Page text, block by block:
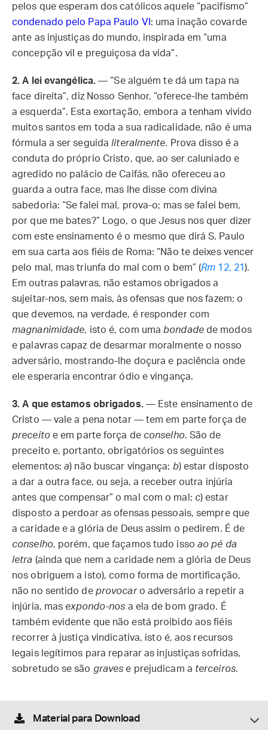
pelos que esperam dos católicos aquele “pacifismo”
condenado pelo Papa Paulo VI : uma inação covarde
ante as injustiças do mundo, inspirada em “uma
concepção vil e preguiçosa da vida”.
2. A lei evangélica.— “Se alguém te dá um tapa na
face direita”, diz Nosso Senhor, “oferece-lhe também
a esquerda”. Esta exortação, embora a tenham vivido
muitos santos em toda a sua radicalidade, não é uma
fórmula a ser seguidaliteralmente. Prova disso é a
conduta do próprio Cristo, que, ao ser caluniado e
agredido no palácio de Caifás, não ofereceu ao
guarda a outra face, mas lhe disse com divina
sabedoria: “Se falei mal, prova-o; mas se falei bem,
por que me bates?” Logo, o que Jesus nos quer dizer
com este ensinamento é o mesmo que dirá S. Paulo
em sua carta aos fiéis de Roma: “Não te deixes vencer
pelo mal, mas triunfa do mal com o bem” (Rm 12, 21).
Em outras palavras, não estamos obrigados a
sujeitar-nos, sem mais, às ofensas que nos fazem; o
que devemos, na verdade, é responder com
magnanimidade, isto é, com umabondadede modos
e palavras capaz de desarmar moralmente o nosso
adversário, mostrando-lhe doçura e paciência onde
ele esperaria encontrar ódio e vingança.
3. A que estamos obrigados. — Este ensinamento de
Cristo — vale a pena notar — tem em parte força de
preceitoe em parte força de conselho. São de
preceito e, portanto, obrigatórios os seguintes
elementos:a) não buscar vingança; b) estar disposto
a dar a outra face, ou seja, a receber outra injúria
antes que compensar” o mal com o mal; c) estar
disposto a perdoar as ofensas pessoais, sempre que
a caridade e a glória de Deus assim o pedirem. É de
conselho, porém, que façamos tudo isso ao pé da
letra (ainda que nem a caridade nem a glória de Deus
nos obriguem a isto), como forma de mortificação,
não no sentido de provocaro adversário a repetir a
injúria, mas expondo-nos a ela de bom grado. É
também evidente que não está proibido aos fiéis
recorrer à justiça vindicativa, isto é, aos recursos
legais legítimos para reparar as injustiças sofridas,
sobretudo se são graves e prejudicam a terceiros.
Material para Download